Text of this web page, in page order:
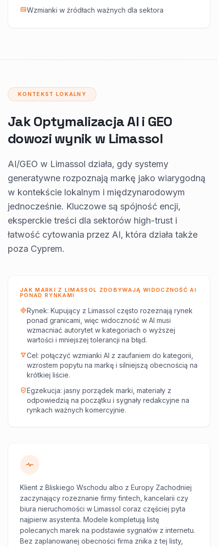
Wzmianki w źródłach ważnych dla sektora
KONTEKST LOKALNY
Jak Optymalizacja AI i GEO
dowozi wynik w Limassol
AI/GEO w Limassol działa, gdy systemy
generatywne rozpoznają markę jako wiarygodną
w kontekście lokalnym i międzynarodowym
jednocześnie. Kluczowe są spójność encji,
eksperckie treści dla sektorów high-trust i
łatwość cytowania przez AI, która działa także
poza Cyprem.
JAK MARKI Z LIMASSOL ZDOBYWAJĄ WIDOCZNOŚĆ AI
PONAD RYNKAMI
Rynek: Kupujący z Limassol często rozeznają rynek
ponad granicami, więc widoczność w AI musi
wzmacniać autorytet w kategoriach o wyższej
wartości i mniejszej tolerancji na błąd.
Cel: połączyć wzmianki AI z zaufaniem do kategorii,
wzrostem popytu na markę i silniejszą obecnością na
krótkiej liście.
Egzekucja: jasny porządek marki, materiały z
odpowiedzią na początku i sygnały redakcyjne na
rynkach ważnych komercyjnie.
Klient z Bliskiego Wschodu albo z Europy Zachodniej
zaczynający rozeznanie firmy fintech, kancelarii czy
biura nieruchomości w Limassol coraz częściej pyta
najpierw asystenta. Modele kompletują listę
polecanych marek na podstawie sygnałów z internetu.
Bez zaplanowanej obecności firma znika z tej listy,